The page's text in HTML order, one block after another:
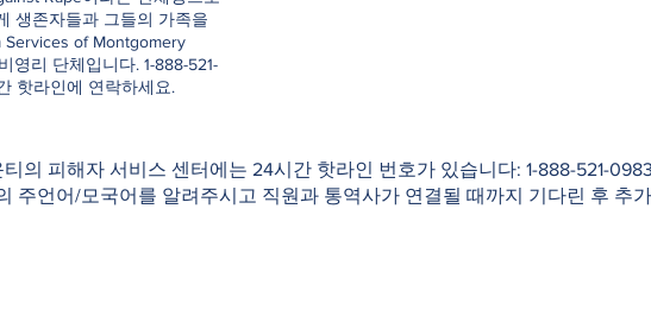
생존자들과 그들의 가족을
Services of Montgomery
영리 단체입니다. 1-888-521-
핫라인에 연락하세요.
의 피해자 서비스 센터에는 24시간 핫라인 번호가 있습니다: 1-888-521-
주언어/모국어를 알려주시고 직원과 통역사가 연결될 때까지 기다린 후 추